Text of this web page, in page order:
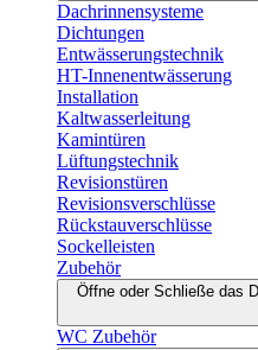
Dachrinnensysteme
Dichtungen
Entwässerungstechnik
HT-Innenentwässerung
Installation
Kaltwasserleitung
Kamintüren
Lüftungstechnik
Revisionstüren
Revisionsverschlüsse
Rückstauverschlüsse
Sockelleisten
Zubehör
Öffne oder Schließe das
WC Zubehör